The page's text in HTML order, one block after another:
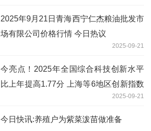
2025年9月21日青海西宁仁杰粮油批发市
场有限公司价格行情 今日热议
2025-09-21
今亮点！2025年全国综合科技创新水平
比上年提高1.77分 上海等6地区创新指数
2025-09-21
今日快讯:养殖户为紫菜泼苗做准备